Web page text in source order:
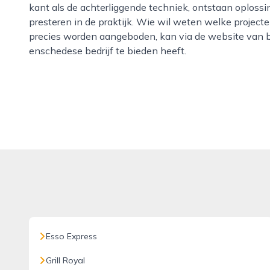
kant als de achterliggende techniek, ontstaan
presteren in de praktijk. Wie wil weten welke
precies worden aangeboden, kan via de website
enschedese bedrijf te bieden heeft.
Esso Express
Grill Royal